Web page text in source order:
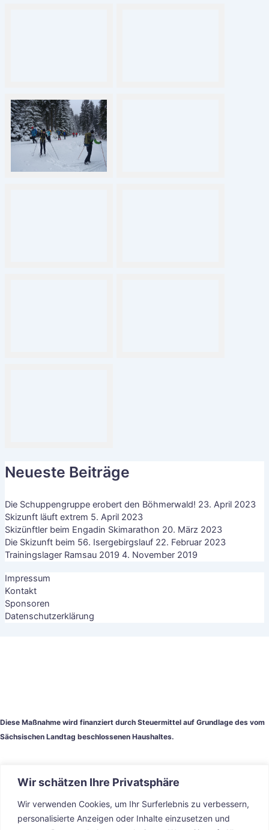
Wir schätzen Ihre Privatsphäre
Wir verwenden Cookies, um Ihr Surferlebnis zu verbessern,
personalisierte Anzeigen oder Inhalte einzusetzen und
Neueste Beiträge
Die Schuppengruppe erobert den Böhmerwald! 23. April 2023
Skizunft läuft extrem 5. April 2023
Skizünftler beim Engadin Skimarathon 20. März 2023
Die Skizunft beim 56. Isergebirgslauf 22. Februar 2023
Trainingslager Ramsau 2019 4. November 2019
Impressum
Kontakt
Sponsoren
Datenschutzerklärung
Diese Maßnahme wird finanziert durch Steuermittel auf Grundlage des vom
Sächsischen Landtag beschlossenen Haushaltes.